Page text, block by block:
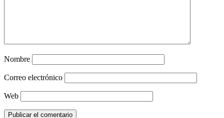
Nombre
Correo electrónico
Web